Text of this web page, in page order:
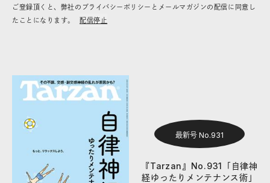
ご登録頂くと、弊社のプライバシーポリシーとメールマガジンの配信に同意し
たことになります。
配信停止
最新号 No.931
『Tarzan』No.931「自律神
経ゆったりメンテナンス術」